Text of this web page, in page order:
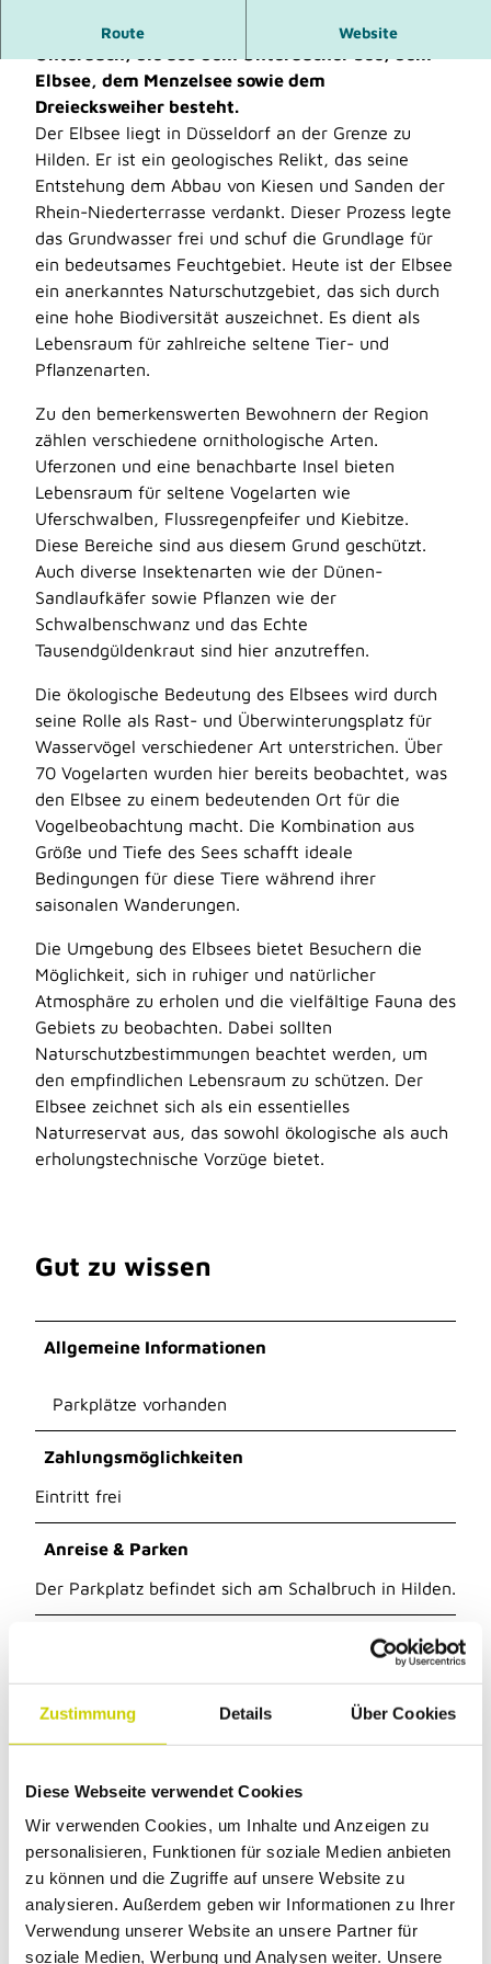
Zustimmung Details Über Cookies
Diese Webseite verwendet Cookies
Wir verwenden Cookies, um Inhalte und Anzeigen zu
personalisieren, Funktionen für soziale Medien anbieten
zu können und die Zugriffe auf unsere Website zu
analysieren. Außerdem geben wir Informationen zu Ihrer
Verwendung unserer Website an unsere Partner für
soziale Medien, Werbung und Analysen weiter. Unsere
Route Website
Der Elbsee gehört zur Seenplatte in Düsseldorf-
Elbsee, dem Menzelsee sowie dem
Dreiecksweiher besteht.
Der Elbsee liegt in Düsseldorf an der Grenze zu
Hilden. Er ist ein geologisches Relikt, das seine
Entstehung dem Abbau von Kiesen und Sanden der
Rhein-Niederterrasse verdankt. Dieser Prozess legte
das Grundwasser frei und schuf die Grundlage für
ein bedeutsames Feuchtgebiet. Heute ist der Elbsee
ein anerkanntes Naturschutzgebiet, das sich durch
eine hohe Biodiversität auszeichnet. Es dient als
Lebensraum für zahlreiche seltene Tier- und
Pflanzenarten.
Zu den bemerkenswerten Bewohnern der Region
zählen verschiedene ornithologische Arten.
Uferzonen und eine benachbarte Insel bieten
Lebensraum für seltene Vogelarten wie
Uferschwalben, Flussregenpfeifer und Kiebitze.
Diese Bereiche sind aus diesem Grund geschützt.
Auch diverse Insektenarten wie der Dünen-
Sandlaufkäfer sowie Pflanzen wie der
Schwalbenschwanz und das Echte
Tausendgüldenkraut sind hier anzutreffen.
Die ökologische Bedeutung des Elbsees wird durch
seine Rolle als Rast- und Überwinterungsplatz für
Wasservögel verschiedener Art unterstrichen. Über
70 Vogelarten wurden hier bereits beobachtet, was
den Elbsee zu einem bedeutenden Ort für die
Vogelbeobachtung macht. Die Kombination aus
Größe und Tiefe des Sees schafft ideale
Bedingungen für diese Tiere während ihrer
saisonalen Wanderungen.
Die Umgebung des Elbsees bietet Besuchern die
Möglichkeit, sich in ruhiger und natürlicher
Atmosphäre zu erholen und die vielfältige Fauna des
Gebiets zu beobachten. Dabei sollten
Naturschutzbestimmungen beachtet werden, um
den empfindlichen Lebensraum zu schützen. Der
Elbsee zeichnet sich als ein essentielles
Naturreservat aus, das sowohl ökologische als auch
erholungstechnische Vorzüge bietet.
Gut zu wissen
Allgemeine Informationen
Parkplätze vorhanden
Zahlungsmöglichkeiten
Eintritt frei
Anreise & Parken
Der Parkplatz befindet sich am Schalbruch in Hilden.
Amt für Kultur und Tourismus
Dieser Seiteninhalt wurde teilweise oder
vollständig durch KI optimiert oder erstellt.